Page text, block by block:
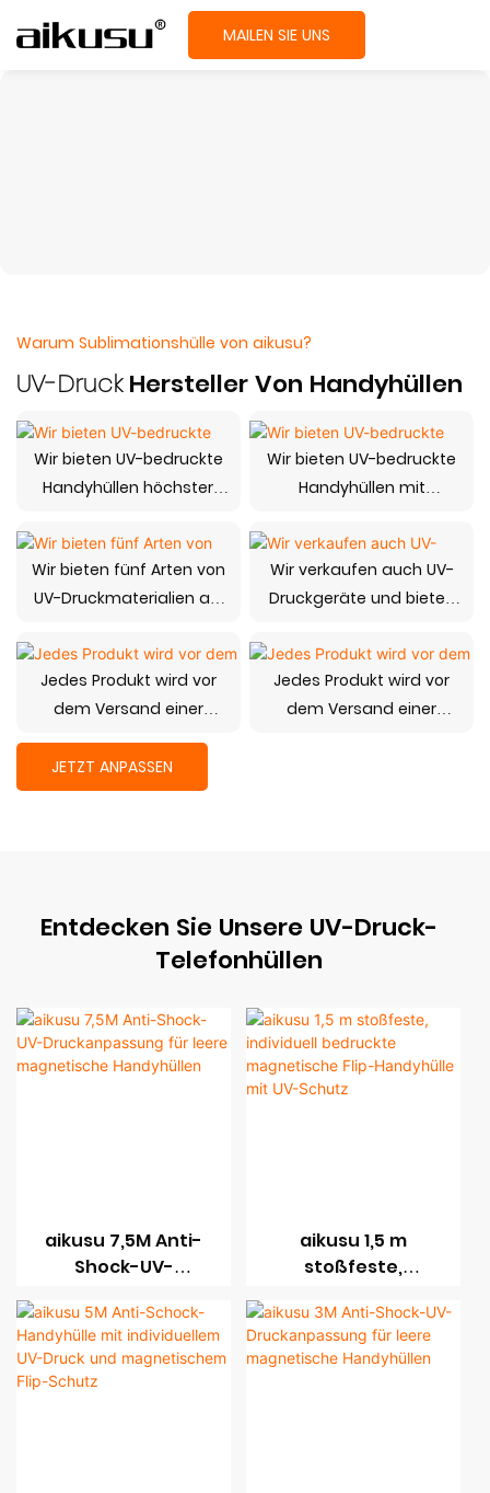
MAILEN SIE UNS
Warum Sublimationshülle von aikusu?
UV-DruckHersteller Von Handyhüllen
Wir bieten UV-bedruckte
Handyhüllen höchster
branchenführenden
Markenstandards
entsprechen. Alle unsere
vergilbungshemmendem
TPU-Material der
Güteklasse 4,5
Wir bieten UV-bedruckte
Handyhüllen mit
Stoßschutz an, die alle
mit hochpräzisen Formen
hergestellt werden, die
Unternehmen
unabhängig entwickelt
wurden. Wir produzieren
Wir bieten fünf Arten von
UV-Druckmaterialien an:
Folie, Spiegelgold,
Spiegelsilber und
Spiegelschwarz
Wir verkaufen auch UV-
Druckgeräte und bieten
aus einer Hand
Jedes Produkt wird vor
dem Versand einer
vollständigen Prüfung
unterzogen, um
sicherzustellen, dass
Jedes Produkt wird vor
dem Versand einer
JETZT ANPASSEN
Entdecken Sie Unsere UV-Druck-
Telefonhüllen
aikusu 7,5M Anti-
Shock-UV-
für leere
magnetische
Handyhüllen
aikusu 1,5 m
stoßfeste,
bedruckte,
magnetische Flip-
Handyhülle mit UV-